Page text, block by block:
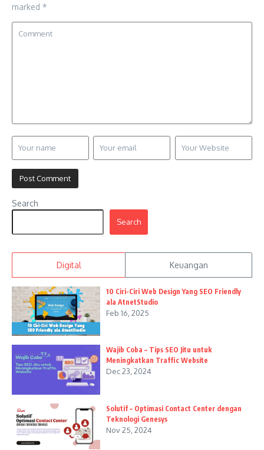
marked *
Search
Search
Digital Keuangan
10 Ciri-Ciri Web Design Yang SEO Friendly
ala AtnetStudio
Feb 16, 2025
Wajib Coba – Tips SEO Jitu untuk
Meningkatkan Traffic Website
Dec 23, 2024
Solutif – Optimasi Contact Center dengan
Teknologi Genesys
Nov 25, 2024